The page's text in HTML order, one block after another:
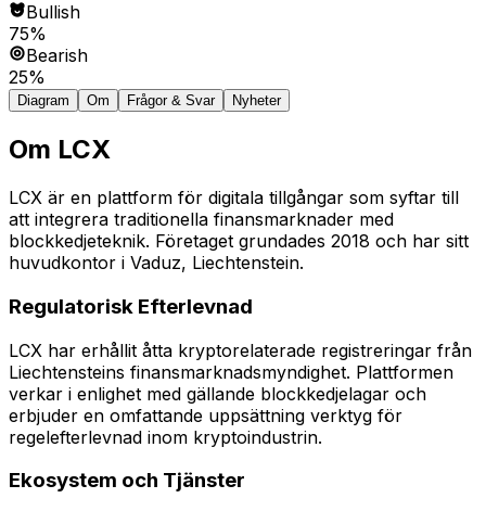
Bullish
75%
Bearish
25%
Diagram Om Frågor & Svar Nyheter
Om LCX
LCX är en plattform för digitala tillgångar som syftar till
att integrera traditionella finansmarknader med
blockkedjeteknik. Företaget grundades 2018 och har sitt
huvudkontor i Vaduz, Liechtenstein.
Regulatorisk Efterlevnad
LCX har erhållit åtta kryptorelaterade registreringar från
Liechtensteins finansmarknadsmyndighet. Plattformen
verkar i enlighet med gällande blockkedjelagar och
erbjuder en omfattande uppsättning verktyg för
regelefterlevnad inom kryptoindustrin.
Ekosystem och Tjänster